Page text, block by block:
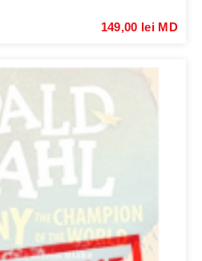
149,00 lei MD